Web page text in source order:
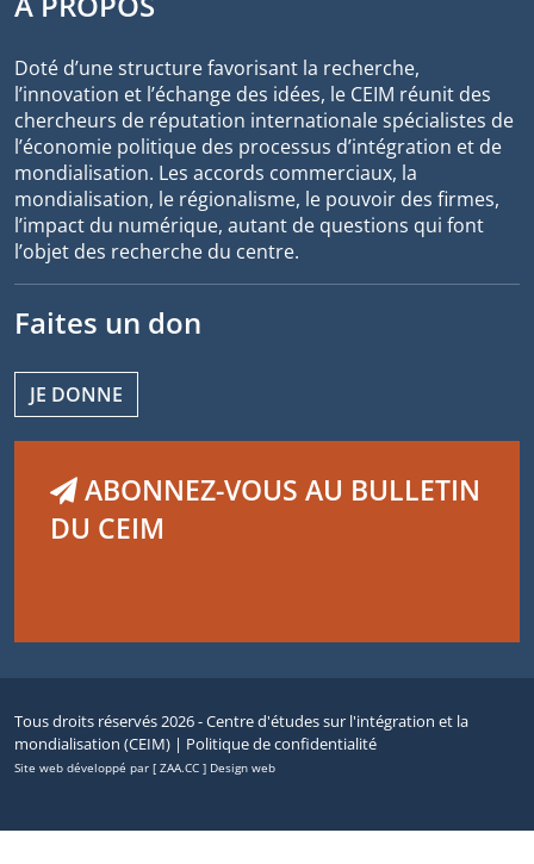
Doté d’une structure favorisant la recherche,
l’innovation et l’échange des idées, le CEIM réunit des
chercheurs de réputation internationale spécialistes de
l’économie politique des processus d’intégration et de
mondialisation. Les accords commerciaux, la
mondialisation, le régionalisme, le pouvoir des firmes,
l’impact du numérique, autant de questions qui font
l’objet des recherche du centre.
Faites un don
JE DONNE
ABONNEZ-VOUS AU BULLETIN
DU CEIM
Tous droits réservés 2026 - Centre d'études sur l'intégration et la
mondialisation (CEIM) | Politique de confidentialité
Site web développé par [ ZAA.CC ] Design web